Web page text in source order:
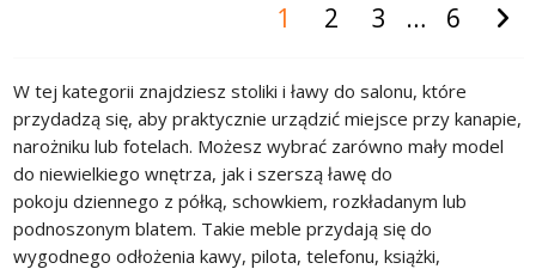
1 2 3 … 6
W tej kategorii znajdziesz stoliki i ławy do salonu, które
przydadzą się, aby praktycznie urządzić miejsce przy kanapie,
narożniku lub fotelach. Możesz wybrać zarówno mały model
do niewielkiego wnętrza, jak i szerszą ławę do
pokoju dziennego z półką, schowkiem, rozkładanym lub
podnoszonym blatem. Takie meble przydają się do
wygodnego odłożenia kawy, pilota, telefonu, książki,